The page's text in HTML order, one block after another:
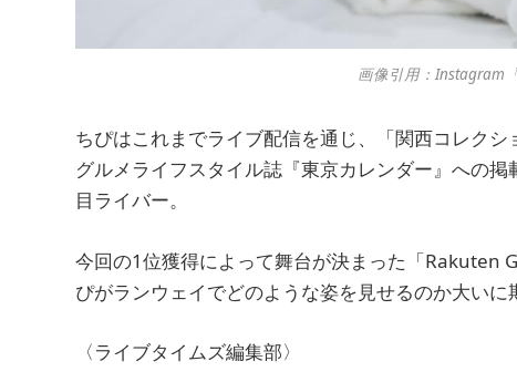
画像引用：Instagram
ちぴはこれまでライブ配信を通じ、「関西コレク
グルメライフスタイル誌『東京カレンダー』への
目ライバー。
今回の1位獲得によって舞台が決まった「Rakuten
ぴがランウェイでどのような姿を見せるのか大いに
〈ライブタイムズ編集部〉